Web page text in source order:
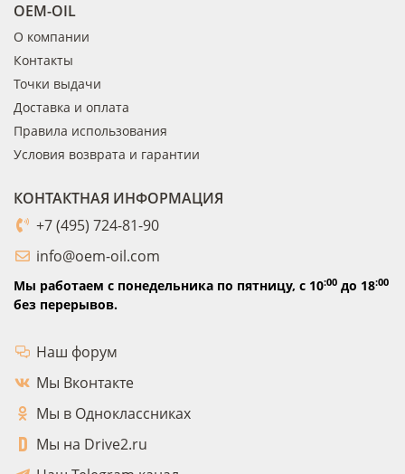
OEM-OIL
О компании
Контакты
Точки выдачи
Доставка и оплата
Правила использования
Условия возврата и гарантии
КОНТАКТНАЯ ИНФОРМАЦИЯ
+7 (495) 724-81-90
info@oem-oil.com
Мы работаем с понедельника по пятницу, с 10:00 до 18:00
без перерывов.
Наш форум
Мы Вконтакте
Мы в Одноклассниках
Мы на Drive2.ru